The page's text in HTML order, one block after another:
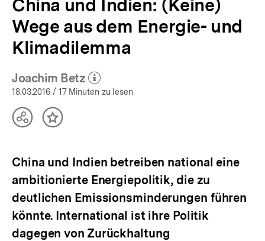
China und Indien: (Keine)
Wege aus dem Energie- und
Klimadilemma
Joachim Betz
(Mehr zum Autor)
öffnen
18.03.2016 / 17 Minuten zu lesen
TeilenInhalt
China und Indien betreiben national eine
ambitionierte Energiepolitik, die zu
deutlichen Emissionsminderungen führen
könnte. International ist ihre Politik
dagegen von Zurückhaltung